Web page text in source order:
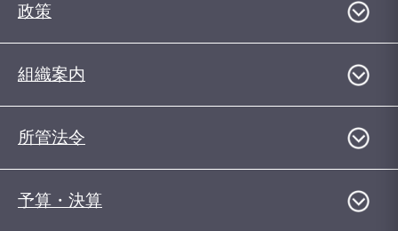
政策
組織案内
所管法令
予算・決算